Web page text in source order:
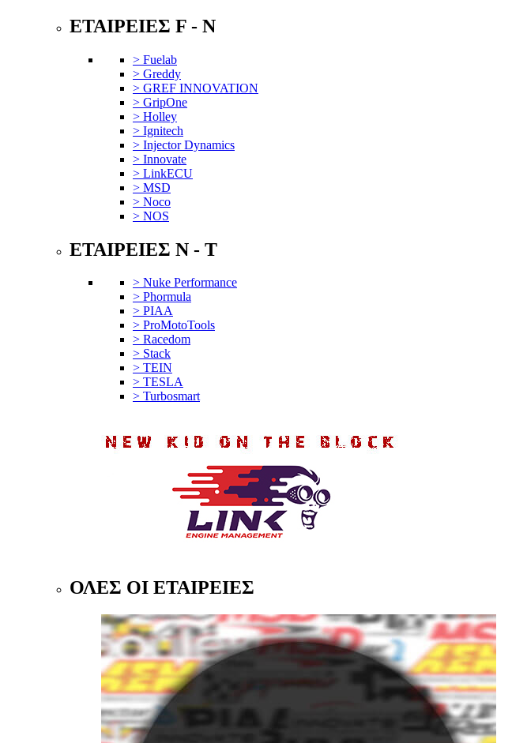
ΕΤΑΙΡΕΙΕΣ F - N
> Fuelab
> Greddy
> GREF INNOVATION
> GripOne
> Holley
> Ignitech
> Injector Dynamics
> Innovate
> LinkECU
> MSD
> Noco
> NOS
ΕΤΑΙΡΕΙΕΣ N - T
> Nuke Performance
> Phormula
> PIAA
> ProMotoTools
> Racedom
> Stack
> TEIN
> TESLA
> Turbosmart
ΟΛΕΣ ΟΙ ΕΤΑΙΡΕΙΕΣ